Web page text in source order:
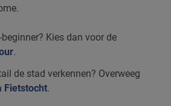
beginner? Kies dan voor de
.
de stad verkennen? Overweeg
Fietstocht.